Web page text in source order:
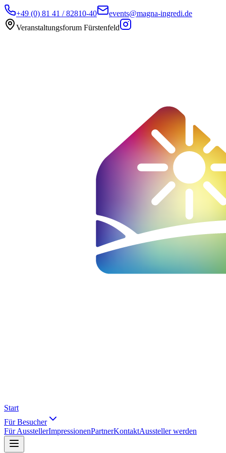
+49 (0) 81 41 / 82810-40
events@magna-ingredi.de
Veranstaltungsforum Fürstenfeld
Start
Für Besucher
Für AusstellerImpressionenPartnerKontaktAussteller werden